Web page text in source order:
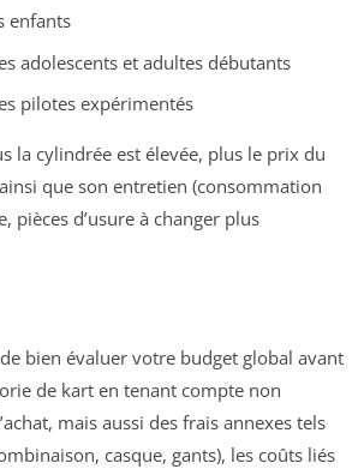
enfants
adolescents et adultes débutants
pilotes expérimentés
la cylindrée est élevée, plus le prix du
que son entretien (consommation
pièces d’usure à changer plus
bien évaluer votre budget global avant
de kart en tenant compte non
mais aussi des frais annexes tels
casque, gants), les coûts liés